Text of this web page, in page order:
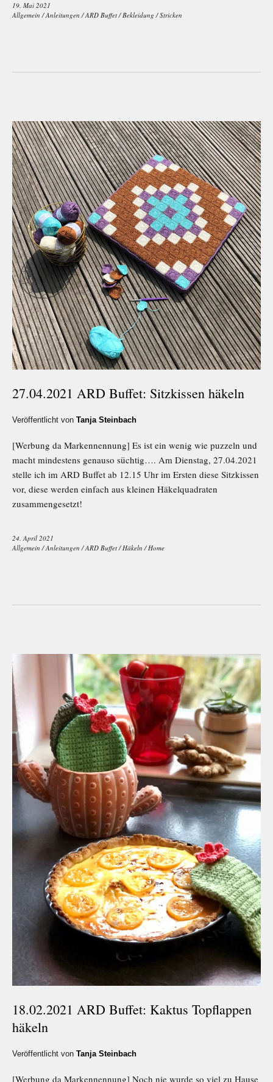
19. Mai 2021
Allgemein /Anleitungen /ARD Buffet/Bekleidung /Stricken
27.04.2021 ARD Buffet: Sitzkissen häkeln
Veröffentlicht von Tanja Steinbach
[Werbung da Markennennung] Es ist ein wenig wie puzzeln und
macht mindestens genauso süchtig…. Am Dienstag, 27.04.2021
stelle ich im ARD Buffet ab 12.15 Uhr im Ersten diese Sitzkissen
vor, diese werden einfach aus kleinen Häkelquadraten
zusammengesetzt!
24. April 2021
Allgemein /Anleitungen /ARD Buffet/Häkeln /Home
18.02.2021 ARD Buffet: Kaktus Topflappen
häkeln
Veröffentlicht von Tanja Steinbach
[Werbung da Markennennung] Noch nie wurde so viel zu Hause